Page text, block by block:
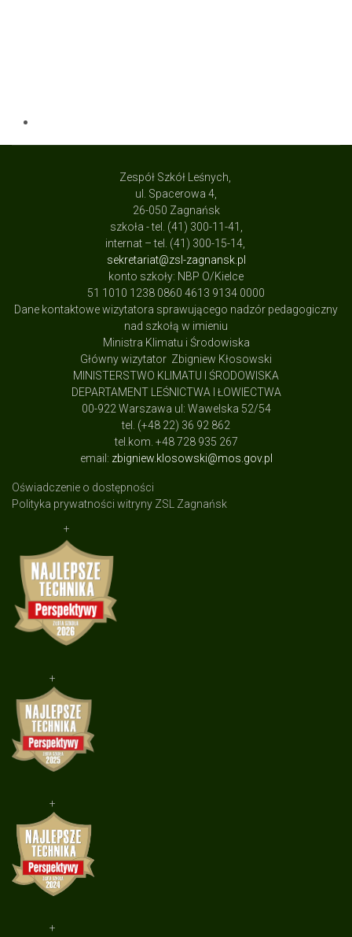
Zespół Szkół Leśnych,
ul. Spacerowa 4,
26-050 Zagnańsk
szkoła - tel. (41) 300-11-41,
internat – tel. (41) 300-15-14,
sekretariat@zsl-zagnansk.pl
konto szkoły: NBP O/Kielce
51 1010 1238 0860 4613 9134 0000
Dane kontaktowe wizytatora sprawującego nadzór pedagogiczny
nad szkołą w imieniu
Ministra Klimatu i Środowiska
Główny wizytator Zbigniew Kłosowski
MINISTERSTWO KLIMATU I ŚRODOWISKA
DEPARTAMENT LEŚNICTWA I ŁOWIECTWA
00-922 Warszawa ul: Wawelska 52/54
tel. (+48 22) 36 92 862
tel.kom. +48 728 935 267
email: zbigniew.klosowski@mos.gov.pl
Oświadczenie o dostępności
Polityka prywatności witryny ZSL Zagnańsk
+
+
+
+